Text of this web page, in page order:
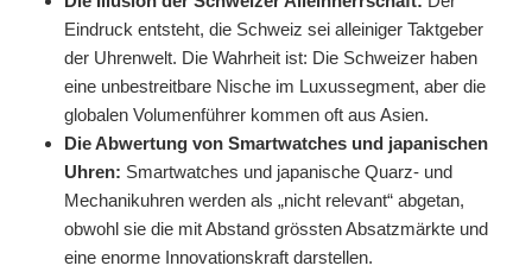
Eindruck entsteht, die Schweiz sei alleiniger Taktgeber
der Uhrenwelt. Die Wahrheit ist: Die Schweizer haben
eine unbestreitbare Nische im Luxussegment, aber die
globalen Volumenführer kommen oft aus Asien.
Die Abwertung von Smartwatches und japanischen
Uhren: Smartwatches und japanische Quarz- und
Mechanikuhren werden als „nicht relevant“ abgetan,
obwohl sie die mit Abstand grössten Absatzmärkte und
eine enorme Innovationskraft darstellen.